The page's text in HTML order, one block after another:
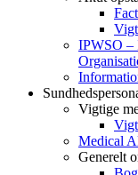
IPWSO –
Vigtige
Medical
Generelt